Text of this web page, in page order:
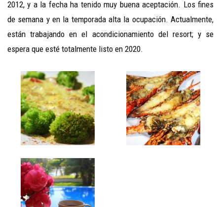
2012, y a la fecha ha tenido muy buena aceptación. Los fines
de semana y en la temporada alta la ocupación. Actualmente,
están trabajando en el acondicionamiento del resort; y se
espera que esté totalmente listo en 2020.